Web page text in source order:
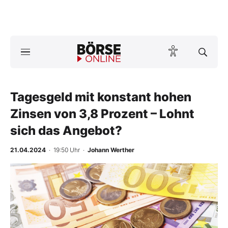
ktuelle Ausgabe BÖRSE ONLINE lesen
News
Anlageprodukte
Finanz-Check
Abo & Shop
BO-Musterdepots
Experten
Tagesgeld mit konstant hohen
Zinsen von 3,8 Prozent – Lohnt
sich das Angebot?
21.04.2024 · 19:50 Uhr · Johann Werther